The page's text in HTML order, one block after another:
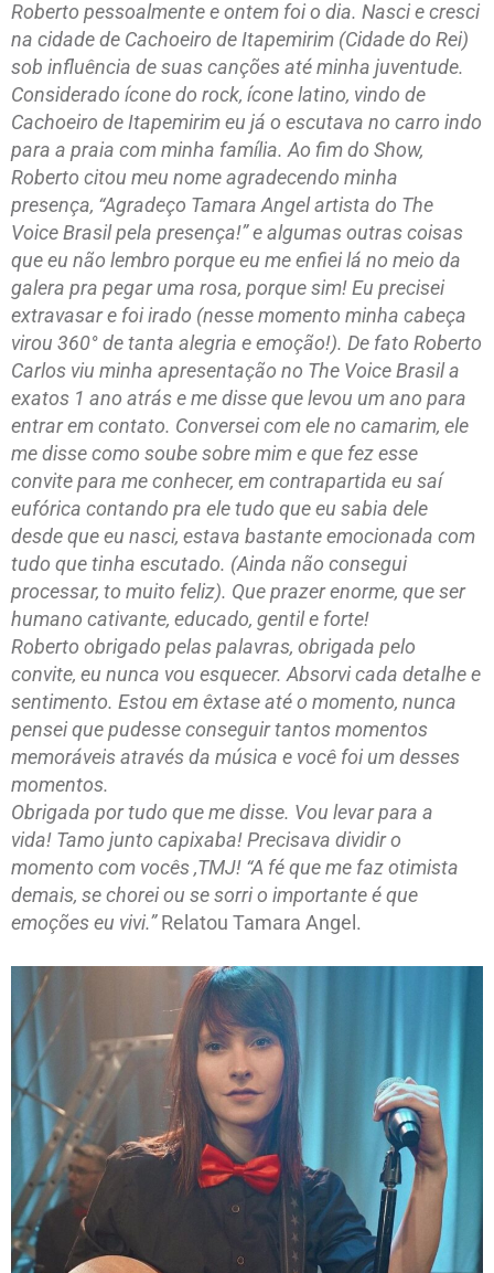
Roberto pessoalmente e ontem foi o dia. Nasci e cresci
na cidade de Cachoeiro de Itapemirim (Cidade do Rei)
sob influência de suas canções até minha juventude.
Considerado ícone do rock, ícone latino, vindo de
Cachoeiro de Itapemirim eu já o escutava no carro indo
para a praia com minha família. Ao fim do Show,
Roberto citou meu nome agradecendo minha
presença, “Agradeço Tamara Angel artista do The
Voice Brasil pela presença!” e algumas outras coisas
que eu não lembro porque eu me enfiei lá no meio da
galera pra pegar uma rosa, porque sim! Eu precisei
extravasar e foi irado (nesse momento minha cabeça
virou 360° de tanta alegria e emoção!). De fato Roberto
Carlos viu minha apresentação no The Voice Brasil a
exatos 1 ano atrás e me disse que levou um ano para
entrar em contato. Conversei com ele no camarim, ele
me disse como soube sobre mim e que fez esse
convite para me conhecer, em contrapartida eu saí
eufórica contando pra ele tudo que eu sabia dele
desde que eu nasci, estava bastante emocionada com
tudo que tinha escutado. (Ainda não consegui
processar, to muito feliz). Que prazer enorme, que ser
humano cativante, educado, gentil e forte!
Roberto obrigado pelas palavras, obrigada pelo
convite, eu nunca vou esquecer. Absorvi cada detalhe e
sentimento. Estou em êxtase até o momento, nunca
pensei que pudesse conseguir tantos momentos
memoráveis através da música e você foi um desses
momentos.
Obrigada por tudo que me disse. Vou levar para a
vida! Tamo junto capixaba! Precisava dividir o
momento com vocês ,TMJ! “A fé que me faz otimista
demais, se chorei ou se sorri o importante é que
emoções eu vivi.”Relatou Tamara Angel.